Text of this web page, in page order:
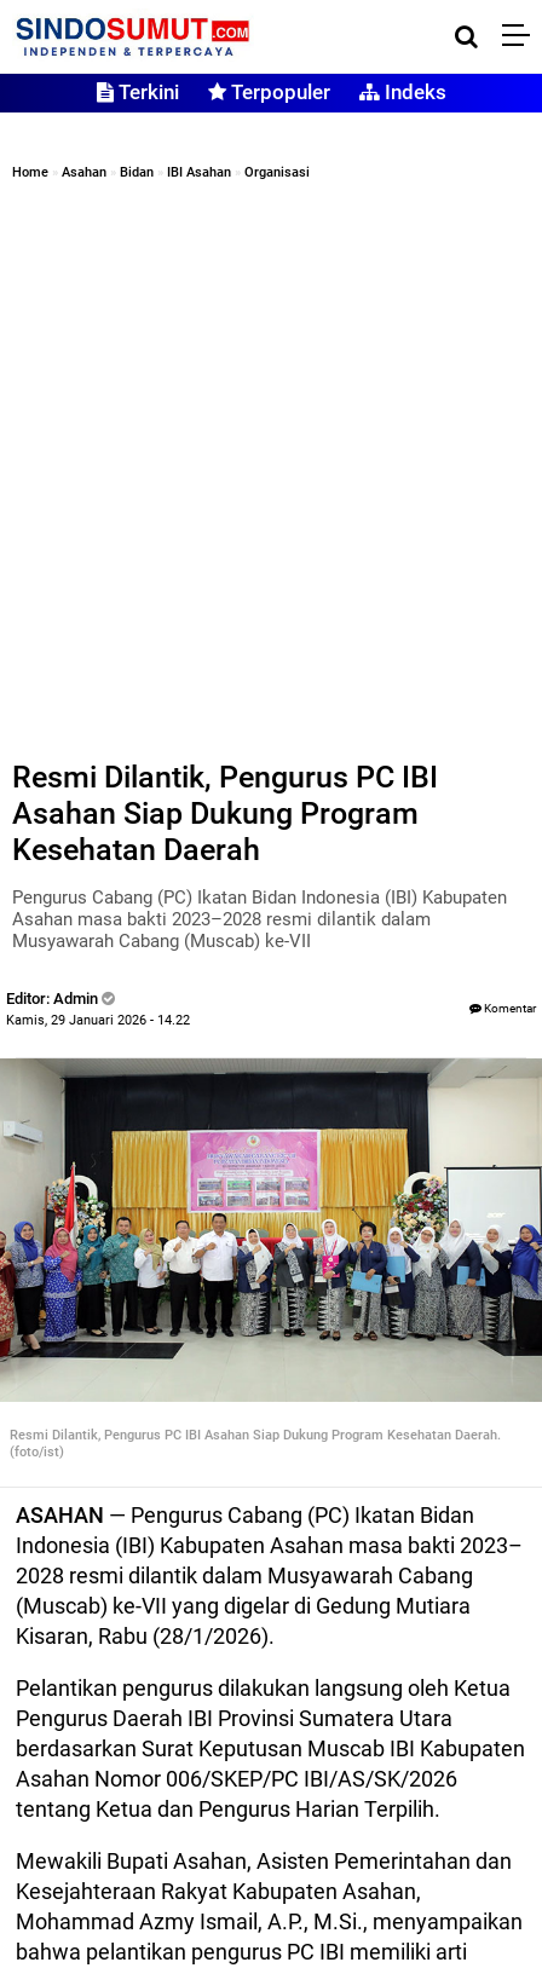
Terkini Terpopuler Indeks
Home » Asahan » Bidan » IBI Asahan » Organisasi
Resmi Dilantik, Pengurus PC IBI
Asahan Siap Dukung Program
Kesehatan Daerah
Pengurus Cabang (PC) Ikatan Bidan Indonesia (IBI) Kabupaten
Asahan masa bakti 2023–2028 resmi dilantik dalam
Musyawarah Cabang (Muscab) ke-VII
Editor: Admin
Kamis, 29 Januari 2026 - 14.22
Komentar
Resmi Dilantik, Pengurus PC IBI Asahan Siap Dukung Program Kesehatan Daerah.
(foto/ist)
ASAHAN — Pengurus Cabang (PC) Ikatan Bidan
Indonesia (IBI) Kabupaten Asahan masa bakti 2023–
2028 resmi dilantik dalam Musyawarah Cabang
(Muscab) ke-VII yang digelar di Gedung Mutiara
Kisaran, Rabu (28/1/2026).
Pelantikan pengurus dilakukan langsung oleh Ketua
Pengurus Daerah IBI Provinsi Sumatera Utara
berdasarkan Surat Keputusan Muscab IBI Kabupaten
Asahan Nomor 006/SKEP/PC IBI/AS/SK/2026
tentang Ketua dan Pengurus Harian Terpilih.
Mewakili Bupati Asahan, Asisten Pemerintahan dan
Kesejahteraan Rakyat Kabupaten Asahan,
Mohammad Azmy Ismail, A.P., M.Si., menyampaikan
bahwa pelantikan pengurus PC IBI memiliki arti